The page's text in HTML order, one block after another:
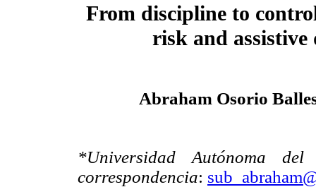
From discipline to
risk and assistive
Abraham Osorio
*Universidad Autónoma
correspondencia: